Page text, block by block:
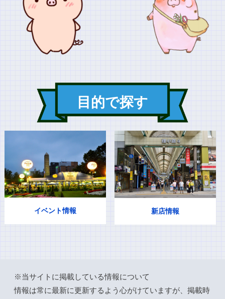
目的で探す
イベント情報 新店情報
※当サイトに掲載している情報について
情報は常に最新に更新するよう心がけていますが、掲載時